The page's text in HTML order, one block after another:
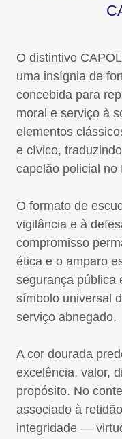
O distintivo
uma insígnia de
concebida para
moral e serviço à
elementos
e cívico,
capelão policial no
O formato de
vigilância e à
compromisso
ética e o amparo
segurança pública
símbolo universal
serviço abnegado.
A cor dourada
excelência, valor,
propósito. No
associado à
integridade —